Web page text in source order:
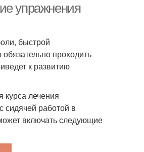
упражнения
быстрой
проходить
к развитию
лечения
сидячей работой в
включать следующие